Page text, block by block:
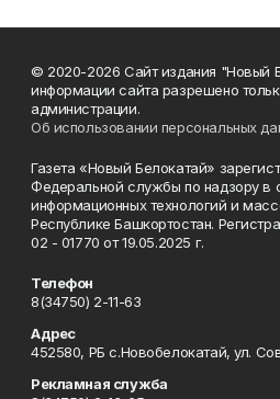
© 2020-2026 Сайт издания "Новый
информации сайта разрешено
администрации.
Об использовании персональных
Газета «Новый Белокатай»
Федеральной службы по надзору в
информационных технологий и
Республике Башкортостан.
02 - 01770 от 19.05.2025 г.
Телефон
8(34750) 2-11-63
Адрес
452580, РБ с.Новобелокатай, ул.
Рекламная служба